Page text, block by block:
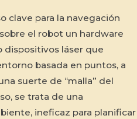
clave para la navegación
el robot un hardware
dispositivos láser que
basada en puntos, a
suerte de “malla” del
se trata de una
ineficaz para planificar